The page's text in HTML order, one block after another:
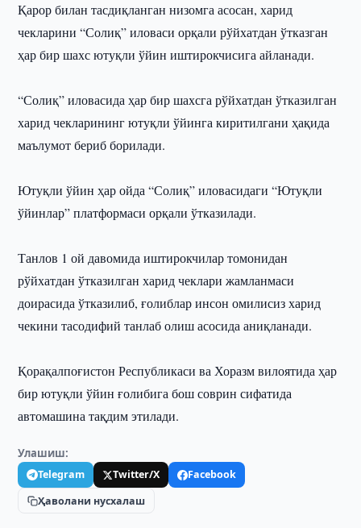
Қарор билан тасдиқланган низомга асосан, харид
чекларини “Солиқ” иловаси орқали рўйхатдан ўтказган
ҳар бир шахс ютуқли ўйин иштирокчисига айланади.
“Солиқ” иловасида ҳар бир шахсга рўйхатдан ўтказилган
харид чекларининг ютуқли ўйинга киритилгани ҳақида
маълумот бериб борилади.
Ютуқли ўйин ҳар ойда “Солиқ” иловасидаги “Ютуқли
ўйинлар” платформаси орқали ўтказилади.
Танлов 1 ой давомида иштирокчилар томонидан
рўйхатдан ўтказилган харид чеклари жамланмаси
доирасида ўтказилиб, ғолиблар инсон омилисиз харид
чекини тасодифий танлаб олиш асосида аниқланади.
Қорақалпоғистон Республикаси ва Хоразм вилоятида ҳар
бир ютуқли ўйин ғолибига бош соврин сифатида
автомашина тақдим этилади.
Улашиш:
Telegram Twitter/X
Facebook
Ҳаволани нусхалаш